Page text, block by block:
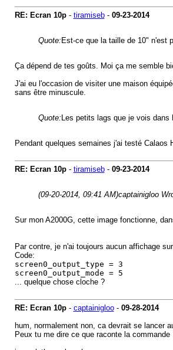
RE: Ecran 10p- tiramiseb- 09-23-2014
Quote: Est-ce que la taille de 10" n'est
Ça dépend de tes goûts. Moi ça me semble
J'ai eu l'occasion de visiter une maison
sans être minuscule.
Quote: Les petits lags que je vois
Pendant quelques semaines j'ai testé
RE: Ecran 10p- tiramiseb- 09-23-2014
(09-20-2014, 09:41 AM)captainigloo
Sur mon A2000G, cette image fonctionne,
Par contre, je n'ai toujours aucun affichage
Code:
screen0_output_type = 3
screen0_output_mode = 5
... quelque chose cloche ?
RE: Ecran 10p- captainigloo- 09-28-2014
hum, normalement non, ca devrait se lancer
Peux tu me dire ce que raconte la commande